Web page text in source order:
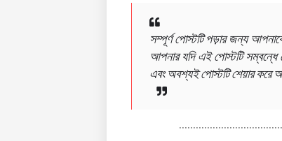
সম্পূর্ণ পোস্টটি পড়ার জন্য
আপনার যদি এই পোস্টটি সম্বন্ধে
এবং অবশ্যই পোস্টটি শেয়ার করে